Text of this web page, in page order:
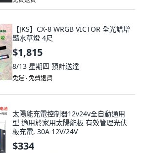
【JKS】CX-8 WRGB VICTOR 全光譜增
豔水草燈 4尺
$1,815
8/13 星期四 預計送達
免運 ∙ 免費退貨
太陽能充電控制器12v24v全自動通用
型 適用於家用太陽能板 有效管理光伏
板充電, 30A 12V/24V
$334